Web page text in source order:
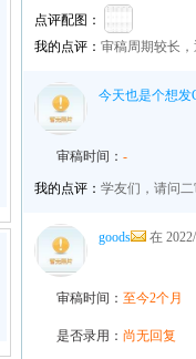
点评配图：
我的点评： 审稿周期较长
今天也是个想发
审稿时间： -
我的点评： 学友们，请问
goods 在
审稿时间： 至今2个月
是否录用： 尚无回复